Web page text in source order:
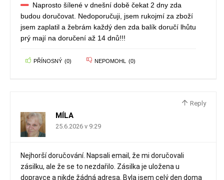
Naprosto šílené v dnešní době čekat 2 dny zda
budou doručovat. Nedoporučuji, jsem rukojmí za zboží
jsem zaplatil a žebrám každý den zda balík doručí lhůtu
prý mají na doručení až 14 dnů!!!
PŘÍNOSNÝ (0) NEPOMOHL (0)
Reply
MÍLA
25.6.2026 v 9:29
Nejhorší doručování. Napsali email, že mi doručovali
zásilku, ale že se to nezdařilo. Zásilka je uložena u
dopravce a nikde žádná adresa. Byla jsem celý den doma